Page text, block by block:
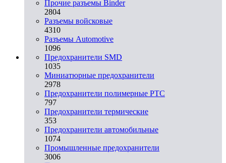
Прочие разъемы Binder
2804
Разъемы войсковые
4310
Разъeмы Automotive
1096
Предохранители SMD
1035
Миниатюрные предохранители
2978
Предохранители полимерные PTC
797
Предохранители термические
353
Предохранители автомобильные
1074
Промышленные предохранители
3006